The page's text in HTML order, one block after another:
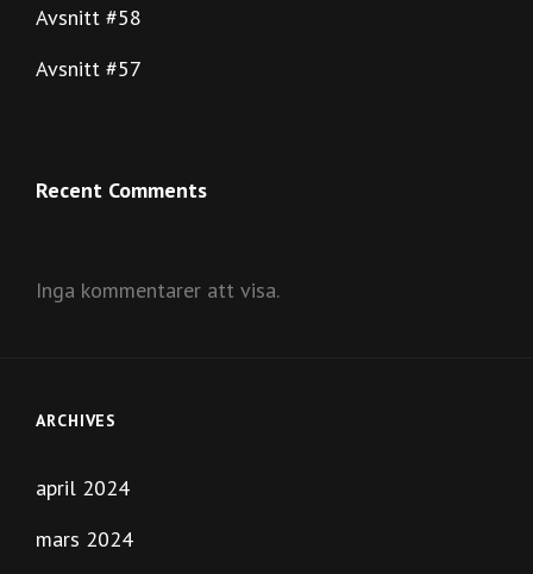
Avsnitt #58
Avsnitt #57
Recent Comments
Inga kommentarer att visa.
ARCHIVES
april 2024
mars 2024